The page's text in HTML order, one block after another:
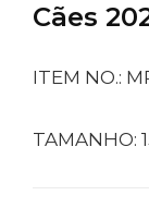
Cães
ITEM NO.:
TAMANHO: